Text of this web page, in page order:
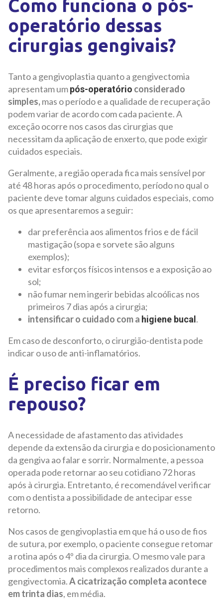
Como funciona o pós-
operatório dessas
cirurgias gengivais?
Tanto a gengivoplastia quanto a gengivectomia
apresentam umpós-operatório considerado
simples,mas o período e a qualidade de recuperação
podem variar de acordo com cada paciente. A
exceção ocorre nos casos das cirurgias que
necessitam da aplicação de enxerto, que pode exigir
cuidados especiais.
Geralmente, a região operada fica mais sensível por
até 48 horas após o procedimento, período no qual o
paciente deve tomar alguns cuidados especiais, como
os que apresentaremos a seguir:
dar preferência aos alimentos frios e de fácil
mastigação (sopa e sorvete são alguns
exemplos);
evitar esforços físicos intensos e a exposição ao
sol;
não fumar nem ingerir bebidas alcoólicas nos
primeiros 7 dias após a cirurgia;
intensificar o cuidado com a higiene bucal.
Em caso de desconforto, o cirurgião-dentista pode
indicar o uso de anti-inflamatórios.
É preciso ficar em
repouso?
A necessidade de afastamento das atividades
depende da extensão da cirurgia e do posicionamento
da gengiva ao falar e sorrir. Normalmente, a pessoa
operada pode retornar ao seu cotidiano 72 horas
após à cirurgia. Entretanto, é recomendável verificar
com o dentista a possibilidade de antecipar esse
retorno.
Nos casos de gengivoplastia em que há o uso de fios
de sutura, por exemplo, o paciente consegue retomar
a rotina após o 4º dia da cirurgia. O mesmo vale para
procedimentos mais complexos realizados durante a
gengivectomia.A cicatrização completa acontece
em trinta dias, em média.